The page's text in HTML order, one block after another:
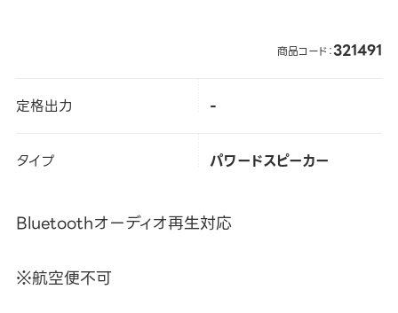
商品コード：321491
定格出力 -
タイプ パワードスピーカー
Bluetoothオーディオ再生対応
※航空便不可